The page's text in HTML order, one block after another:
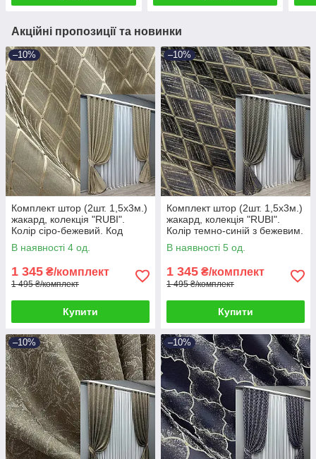
Акційні пропозиції та новинки
–10%
Комплект штор (2шт. 1,5х3м.)
жакард, колекція "RUBI".
Колір сіро-бежевий. Код
1760ш 33-0719
В наявності 4 од.
1 345 ₴/комплект
1 495 ₴/комплект
Купити
–10%
Комплект штор (2шт. 1,5х3м.)
жакард, колекція "RUBI".
Колір темно-синій з бежевим.
Код 1759ш 33-0720
В наявності 5 од.
1 345 ₴/комплект
1 495 ₴/комплект
Купити
–10% –10%